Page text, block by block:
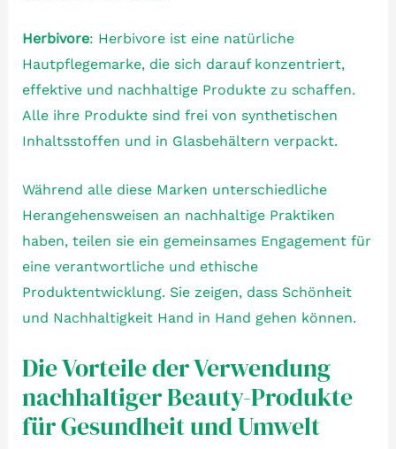
Herbivore: Herbivore ist eine natürliche
Hautpflegemarke, die sich darauf konzentriert,
effektive und nachhaltige Produkte zu schaffen.
Alle ihre Produkte sind frei von synthetischen
Inhaltsstoffen und in Glasbehältern verpackt.
Während alle diese Marken unterschiedliche
Herangehensweisen an nachhaltige Praktiken
haben, teilen sie ein gemeinsames Engagement für
eine verantwortliche und ethische
Produktentwicklung. Sie zeigen, dass Schönheit
und Nachhaltigkeit Hand in Hand gehen können.
Die Vorteile der Verwendung
nachhaltiger Beauty-Produkte
für Gesundheit und Umwelt